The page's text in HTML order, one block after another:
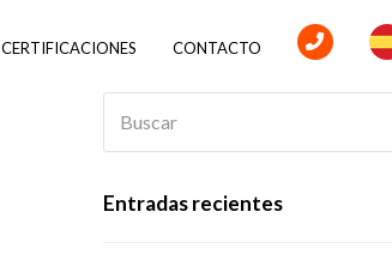
CERTIFICACIONES CONTACTO
Entradas recientes